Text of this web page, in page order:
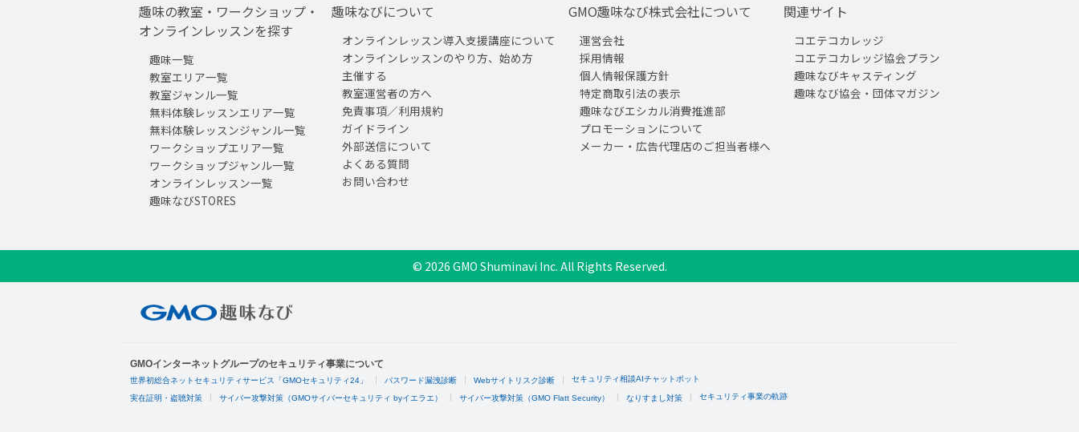
趣味の教室・ワークショップ・
オンラインレッスンを探す
趣味一覧
教室エリア一覧
教室ジャンル一覧
無料体験レッスンエリア一覧
無料体験レッスンジャンル一覧
ワークショップエリア一覧
ワークショップジャンル一覧
オンラインレッスン一覧
趣味なびSTORES
趣味なびについて
オンラインレッスン導入支援講座について
オンラインレッスンのやり方、始め方
主催する
教室運営者の方へ
免責事項／利用規約
ガイドライン
外部送信について
よくある質問
お問い合わせ
GMO趣味なび株式会社について
運営会社
採用情報
個人情報保護方針
特定商取引法の表示
趣味なびエシカル消費推進部
プロモーションについて
メーカー・広告代理店のご担当者様へ
関連サイト
コエテコカレッジ
コエテコカレッジ協会プラン
趣味なびキャスティング
趣味なび協会・団体マガジン
© 2026 GMO Shuminavi Inc. All Rights Reserved.